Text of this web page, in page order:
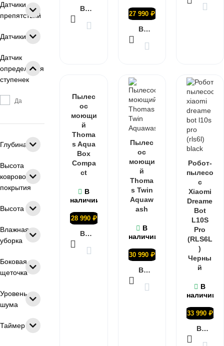
Датчики
препятствий
Датчики
Датчик
определения
ступенек
Да
Глубина
Высота
коврового
покрытия
Высота
Влажная
уборка
Боковая
щеточка
Уровень
шума
Таймер
В КОРЗИНУ
27 990 ₽
В КОРЗИНУ
Пылес
ос
моющи
й
Thoma
s Aqua
Box
Compa
ct
В
наличии
28 990 ₽
В КОРЗИНУ
Пылес
ос
моющи
й
Thoma
s Twin
Aquaw
ash
В
наличии
30 990 ₽
В КОРЗИНУ
Робот-
пылесо
с
Xiaomi
Dreame
Bot
L10S
Pro
(RLS6L
)
Черны
й
В
наличии
33 990 ₽
В КОРЗИНУ